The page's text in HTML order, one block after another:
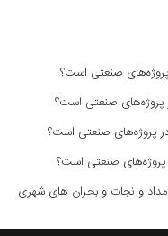
و نجات و بحران های شهری